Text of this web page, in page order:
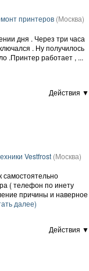
принтеров (Москва)
дня . Через три часа
. Ну получилось
.Принтер работает , ...
Действия ▼
Vestfrost (Москва)
самостоятельно
( телефон по инету
причины и наверное
далее)
Действия ▼